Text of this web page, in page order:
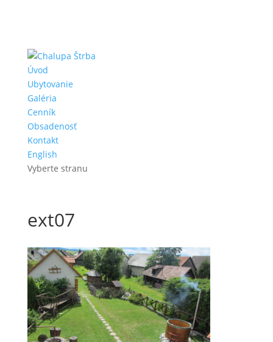
Úvod
Ubytovanie
Galéria
Cenník
Obsadenosť
Kontakt
English
Vyberte stranu
ext07